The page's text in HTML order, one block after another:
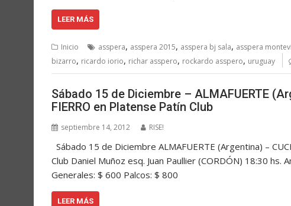
LEER MÁS
Inicio asspera, asspera 2015, asspera bj sala, asspera
bizarro, ricardo iorio, richar asspero, rockardo asspero, uruguay
Sábado 15 de Diciembre – ALMAFUERTE
FIERRO en Platense Patín Club
septiembre 14, 2012 RISE!
Sábado 15 de Diciembre ALMAFUERTE (Argentina) –
Club Daniel Muñoz esq. Juan Paullier (CORDÓN) 18:30 hs.
Generales: $ 600 Palcos: $ 800
LEER MÁS